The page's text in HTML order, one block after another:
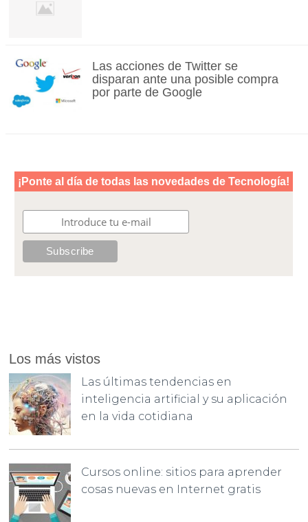
Las acciones de Twitter se
disparan ante una posible compra
por parte de Google
Los más vistos
Las últimas tendencias en
inteligencia artificial y su aplicación
en la vida cotidiana
Cursos online: sitios para aprender
cosas nuevas en Internet gratis